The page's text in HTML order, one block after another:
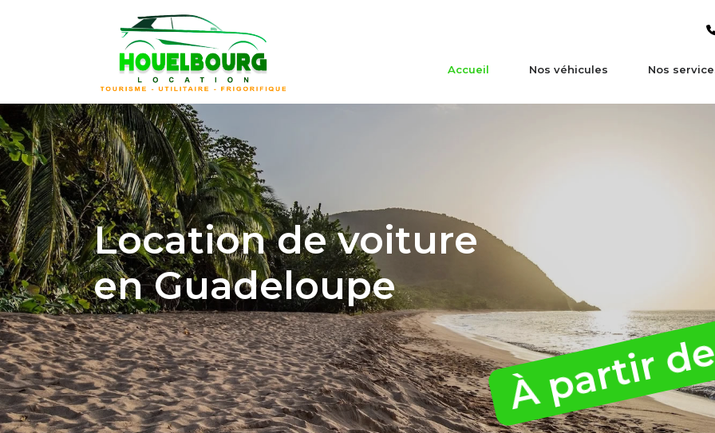
Accueil Nos véhicules Nos
Location de voiture
en Guadeloupe
À partir